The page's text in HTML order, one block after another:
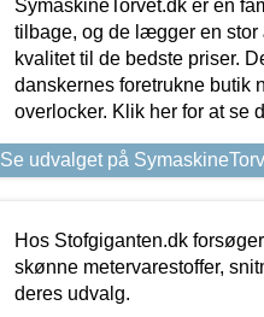
SymaskineTorvet.dk er en
tilbage, og de lægger en
kvalitet til de bedste priser.
danskernes foretrukne butik
overlocker. Klik her for at se
Se udvalget på
Hos Stofgiganten.dk
skønne metervarestoffer,
deres udvalg.